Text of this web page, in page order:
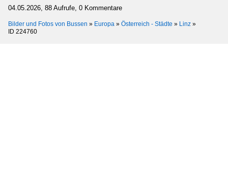
04.05.2026, 88 Aufrufe, 0 Kommentare
Bilder und Fotos von Bussen » Europa » Österreich - Städte » Linz »
ID 224760